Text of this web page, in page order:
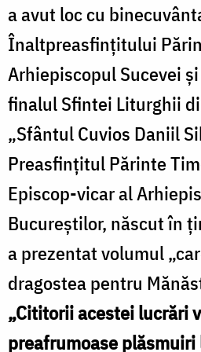
a avut loc cu
Înaltpreasfințitului
Arhiepiscopul Sucevei
finalul Sfintei Liturghii
„Sfântul Cuvios Daniil
Preasfințitul Părinte
Episcop-vicar al
Bucureștilor, născut în
a prezentat volumul
dragostea pentru
„Cititorii acestei lucrări
preafrumoase